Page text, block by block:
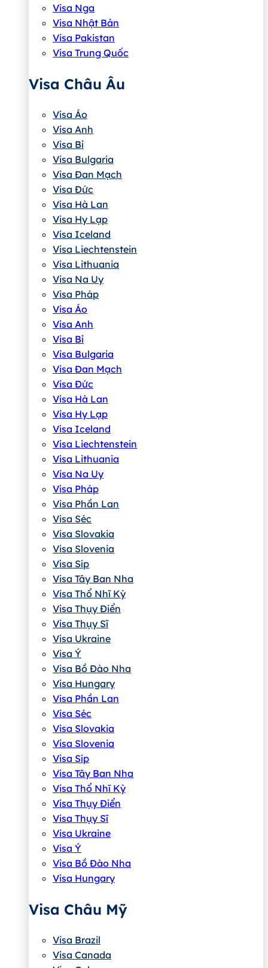
Visa Nga
Visa Nhật Bản
Visa Pakistan
Visa Trung Quốc
Visa Châu Âu
Visa Áo
Visa Anh
Visa Bỉ
Visa Bulgaria
Visa Đan Mạch
Visa Đức
Visa Hà Lan
Visa Hy Lạp
Visa Iceland
Visa Liechtenstein
Visa Lithuania
Visa Na Uy
Visa Pháp
Visa Áo
Visa Anh
Visa Bỉ
Visa Bulgaria
Visa Đan Mạch
Visa Đức
Visa Hà Lan
Visa Hy Lạp
Visa Iceland
Visa Liechtenstein
Visa Lithuania
Visa Na Uy
Visa Pháp
Visa Phần Lan
Visa Séc
Visa Slovakia
Visa Slovenia
Visa Síp
Visa Tây Ban Nha
Visa Thổ Nhĩ Kỳ
Visa Thụy Điển
Visa Thụy Sĩ
Visa Ukraine
Visa Ý
Visa Bồ Đào Nha
Visa Hungary
Visa Phần Lan
Visa Séc
Visa Slovakia
Visa Slovenia
Visa Síp
Visa Tây Ban Nha
Visa Thổ Nhĩ Kỳ
Visa Thụy Điển
Visa Thụy Sĩ
Visa Ukraine
Visa Ý
Visa Bồ Đào Nha
Visa Hungary
Visa Châu Mỹ
Visa Brazil
Visa Canada